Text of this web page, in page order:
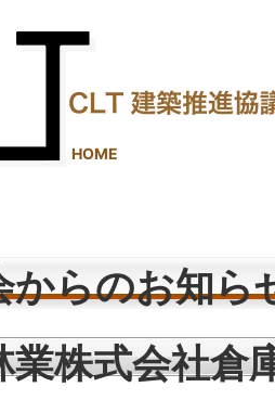
HOME
からのお知ら
業株式会社倉